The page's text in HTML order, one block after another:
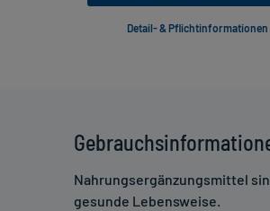
Nahrungsergänzungsmittel
gesunde Lebensweise.
Detail- & Pflichtinformationen